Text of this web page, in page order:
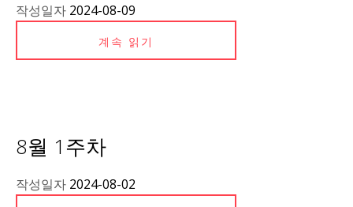
작성일자 2024-08-09
계속 읽기
8월 1주차
작성일자 2024-08-02